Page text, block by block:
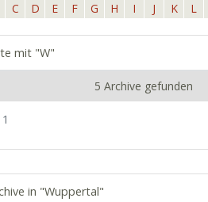
C D E F G H I J K L
mit "W"
5 Archive gefunden
in "Wuppertal"